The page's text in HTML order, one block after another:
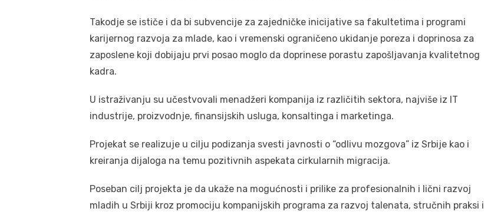
Takodje se ističe i da bi subvencije za zajedničke inicijative sa fakultetima i programi
karijernog razvoja za mlade, kao i vremenski ograničeno ukidanje poreza i doprinosa za
zaposlene koji dobijaju prvi posao moglo da doprinese porastu zapošljavanja kvalitetnog
kadra.
U istraživanju su učestvovali menadžeri kompanija iz različitih sektora, najviše iz IT
industrije, proizvodnje, finansijskih usluga, konsaltinga i marketinga.
Projekat se realizuje u cilju podizanja svesti javnosti o “odlivu mozgova” iz Srbije kao i
kreiranja dijaloga na temu pozitivnih aspekata cirkularnih migracija.
Poseban cilj projekta je da ukaže na mogućnosti i prilike za profesionalnih i lični razvoj
mladih u Srbiji kroz promociju kompanijskih programa za razvoj talenata, stručnih praksi i